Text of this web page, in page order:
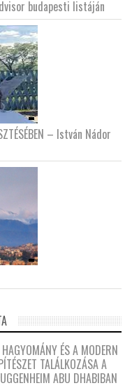
budapesti listáján
– István Nádor
ÉS A MODERN
TALÁLKOZÁSA A
ABU DHABIBAN